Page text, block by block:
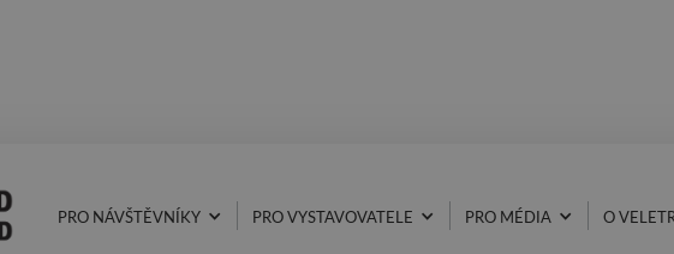
PRO NÁVŠTĚVNÍKY PRO VYSTAVOVATELE PRO MÉDIA O
2.9.2025